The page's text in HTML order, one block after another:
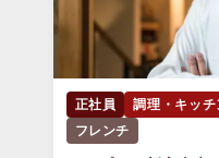
正社員 調理・キッ
フレンチ